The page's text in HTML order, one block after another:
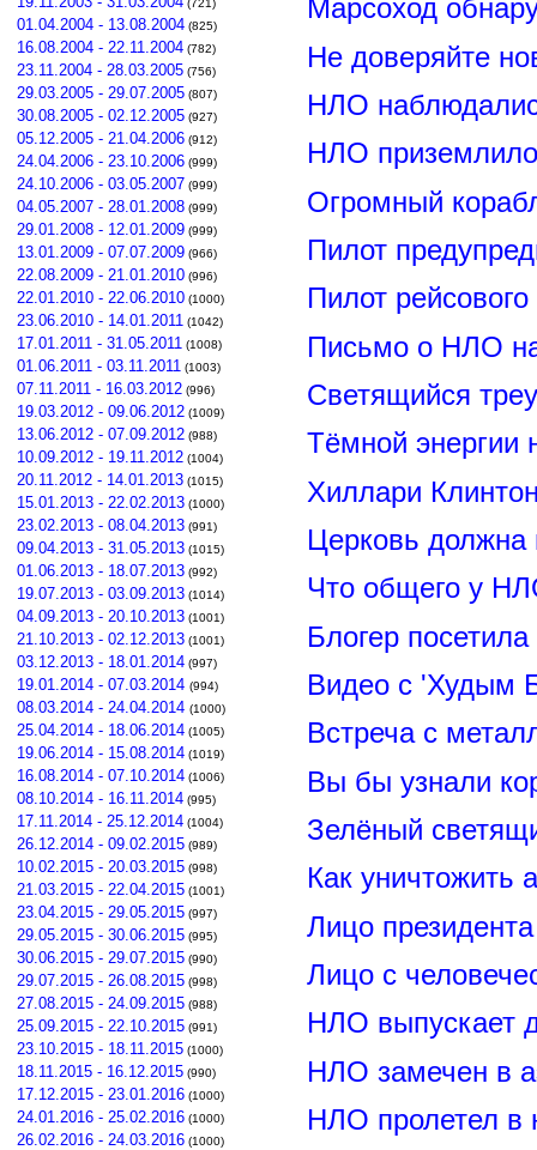
(721)
01.04.2004 - 13.08.2004 (825)
16.08.2004 - 22.11.2004 (782)
23.11.2004 - 28.03.2005 (756)
29.03.2005 - 29.07.2005 (807)
30.08.2005 - 02.12.2005 (927)
05.12.2005 - 21.04.2006 (912)
24.04.2006 - 23.10.2006 (999)
24.10.2006 - 03.05.2007 (999)
04.05.2007 - 28.01.2008 (999)
29.01.2008 - 12.01.2009 (999)
13.01.2009 - 07.07.2009 (966)
22.08.2009 - 21.01.2010 (996)
22.01.2010 - 22.06.2010 (1000)
23.06.2010 - 14.01.2011 (1042)
17.01.2011 - 31.05.2011 (1008)
01.06.2011 - 03.11.2011 (1003)
07.11.2011 - 16.03.2012 (996)
19.03.2012 - 09.06.2012 (1009)
13.06.2012 - 07.09.2012 (988)
10.09.2012 - 19.11.2012 (1004)
20.11.2012 - 14.01.2013 (1015)
15.01.2013 - 22.02.2013 (1000)
23.02.2013 - 08.04.2013 (991)
09.04.2013 - 31.05.2013 (1015)
01.06.2013 - 18.07.2013 (992)
19.07.2013 - 03.09.2013 (1014)
04.09.2013 - 20.10.2013 (1001)
21.10.2013 - 02.12.2013 (1001)
03.12.2013 - 18.01.2014 (997)
19.01.2014 - 07.03.2014 (994)
08.03.2014 - 24.04.2014 (1000)
25.04.2014 - 18.06.2014 (1005)
19.06.2014 - 15.08.2014 (1019)
16.08.2014 - 07.10.2014 (1006)
08.10.2014 - 16.11.2014 (995)
17.11.2014 - 25.12.2014 (1004)
26.12.2014 - 09.02.2015 (989)
10.02.2015 - 20.03.2015 (998)
21.03.2015 - 22.04.2015 (1001)
23.04.2015 - 29.05.2015 (997)
29.05.2015 - 30.06.2015 (995)
30.06.2015 - 29.07.2015 (990)
29.07.2015 - 26.08.2015 (998)
27.08.2015 - 24.09.2015 (988)
25.09.2015 - 22.10.2015 (991)
23.10.2015 - 18.11.2015 (1000)
18.11.2015 - 16.12.2015 (990)
17.12.2015 - 23.01.2016 (1000)
24.01.2016 - 25.02.2016 (1000)
26.02.2016 - 24.03.2016 (1000)
Марсоход
Не доверяйте
НЛО
НЛО
Огромный
Пилот
Пилот
Письмо о НЛО
Светящийся
Тёмной энергии
Хиллари
Церковь должна
Что общего у
Блогер
Видео с 'Худым
Встреча с
Вы бы узнали
Зелёный
Как уничтожить
Лицо
Лицо с
НЛО выпускает
НЛО замечен в
НЛО пролетел в